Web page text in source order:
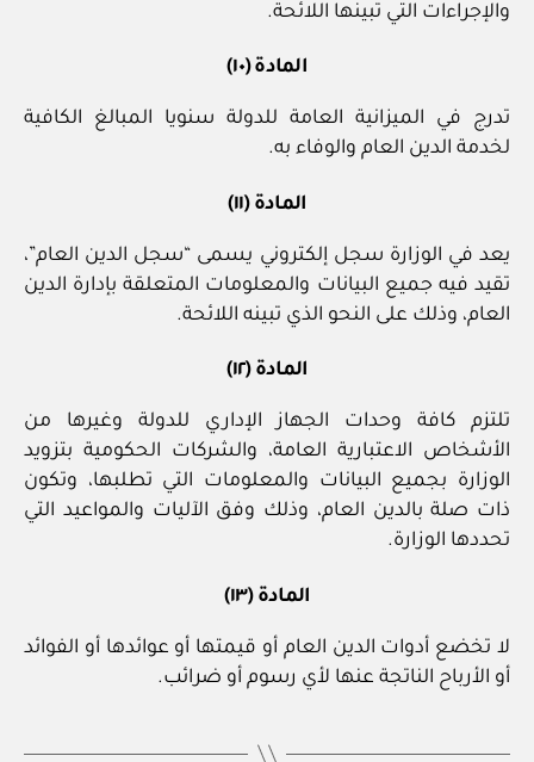
والإجراءات التي تبينها اللائحة.
المادة (١٠)
تدرج في الميزانية العامة للدولة سنويا المبالغ الكافية
لخدمة الدين العام والوفاء به.
المادة (١١)
يعد في الوزارة سجل إلكتروني يسمى “سجل الدين العام”،
تقيد فيه جميع البيانات والمعلومات المتعلقة بإدارة الدين
العام، وذلك على النحو الذي تبينه اللائحة.
المادة (١٢)
تلتزم كافة وحدات الجهاز الإداري للدولة وغيرها من
الأشخاص الاعتبارية العامة، والشركات الحكومية بتزويد
الوزارة بجميع البيانات والمعلومات التي تطلبها، وتكون
ذات صلة بالدين العام، وذلك وفق الآليات والمواعيد التي
تحددها الوزارة.
المادة (١٣)
لا تخضع أدوات الدين العام أو قيمتها أو عوائدها أو الفوائد
أو الأرباح الناتجة عنها لأي رسوم أو ضرائب.